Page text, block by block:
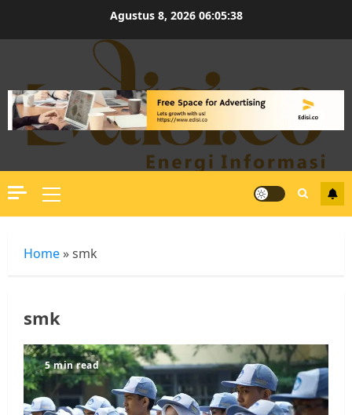
Agustus 8, 2026 06:05:38
Primary
Menu
Home »smk
smk
5 min read